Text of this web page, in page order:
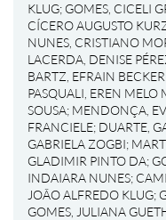
KLUG; GOMES, CICELI
CÍCERO AUGUSTO
NUNES, CRISTIANO
LACERDA, DENISE
BARTZ, EFRAIN BECKER
PASQUALI, EREN MELO
SOUSA; MENDONÇA,
FRANCIELE; DUARTE,
GABRIELA ZOGBI;
GLADIMIR PINTO DA;
INDAIARA NUNES;
JOÃO ALFREDO KLUG;
GOMES, JULIANA